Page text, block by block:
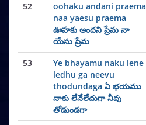
52
oohaku andani praema
naa yaesu praema
ఊహకు అందని ప్రేమ నా
యేసు ప్రేమ
53
Ye bhayamu naku lene
ledhu ga neevu
thodundaga ఏ భయము
నాకు లేనేలేదుగా నీవు
తోడుండగా